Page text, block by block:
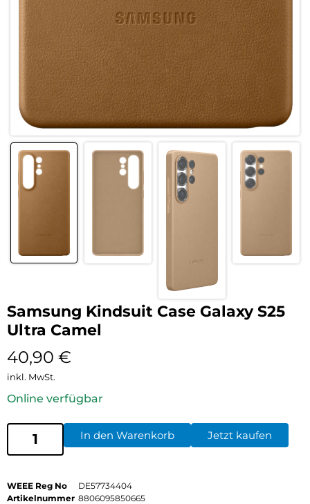
Samsung Kindsuit Case Galaxy S25
Ultra Camel
40,90 €
inkl. MwSt.
Online verfügbar
In den Warenkorb Jetzt kaufen
WEEE Reg No
DE57734404
Artikelnummer 8806095850665